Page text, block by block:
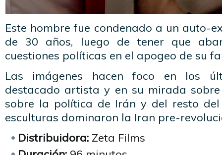
Este hombre fue condenado a un auto-
de 30 años, luego de tener que
cuestiones políticas en el apogeo de su
Las imágenes hacen foco en los
destacado artista y en su mirada
sobre la política de Irán y del resto del
esculturas dominaron la Iran pre-
Distribuidora: Zeta Films